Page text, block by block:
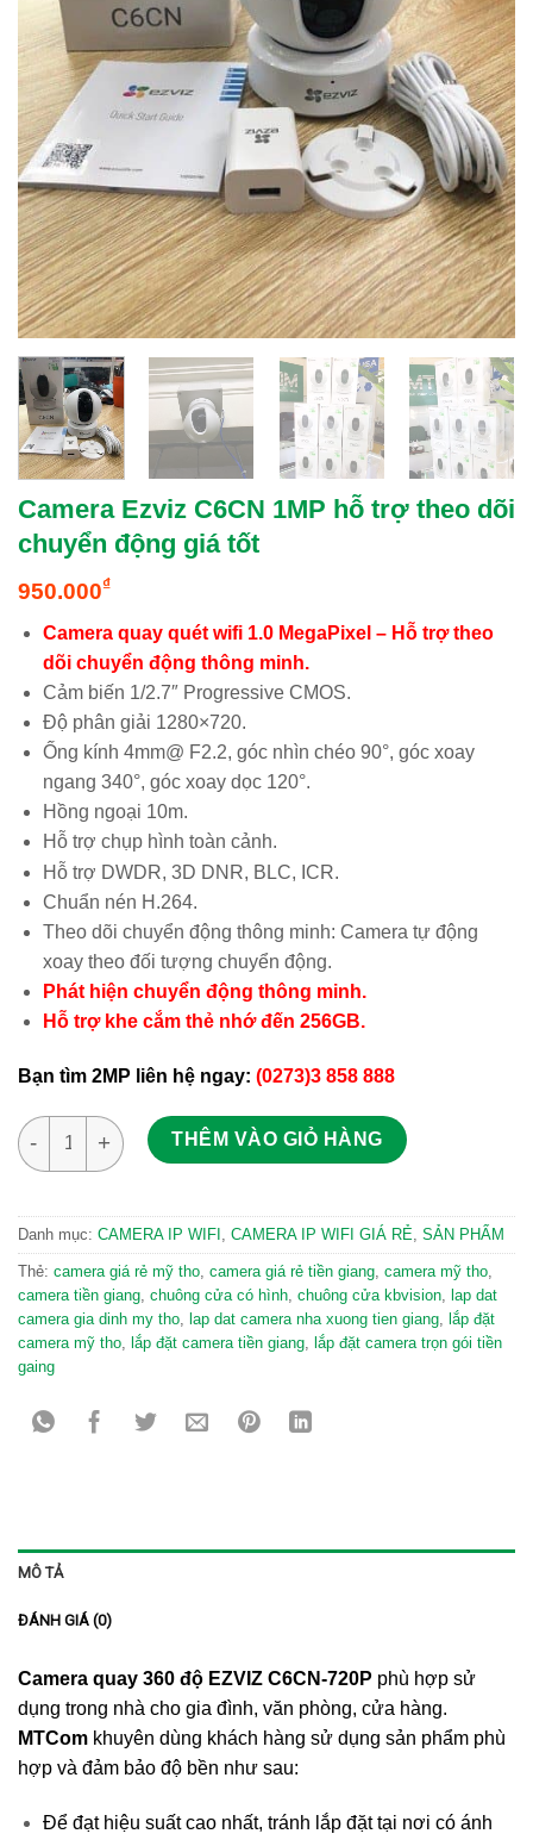
Camera Ezviz C6CN 1MP hỗ trợ theo dõi
chuyển động giá tốt
950.000₫
Camera quay quét wifi 1.0 MegaPixel – Hỗ trợ theo
dõi chuyển động thông minh.
Cảm biến 1/2.7″ Progressive CMOS.
Độ phân giải 1280×720.
Ống kính 4mm@ F2.2, góc nhìn chéo 90°, góc xoay
ngang 340°, góc xoay dọc 120°.
Hồng ngoại 10m.
Hỗ trợ chụp hình toàn cảnh.
Hỗ trợ DWDR, 3D DNR, BLC, ICR.
Chuẩn nén H.264.
Theo dõi chuyển động thông minh: Camera tự động
xoay theo đối tượng chuyển động.
Phát hiện chuyển động thông minh.
Hỗ trợ khe cắm thẻ nhớ đến 256GB.
Bạn tìm 2MP liên hệ ngay: (0273)3 858 888
Camera Ezviz C6CN 1MP hỗ trợ theo dõi chuyển động giá tốt
THÊM VÀO GIỎ HÀNG
Danh mục: CAMERA IP WIFI CAMERA IP WIFI GIÁ RẺ SẢN PHẨM
Thẻ: camera giá rẻ mỹ tho camera giá rẻ tiền giang camera mỹ tho
camera tiền giang chuông cửa có hình chuông cửa kbvision
lap dat
camera gia dinh my tho
lap dat camera nha xuong tien giang
lắp đặt
camera mỹ tho
lắp đặt camera tiền giang
lắp đặt camera trọn gói tiền
gaing
MÔ TẢ
ĐÁNH GIÁ (0)
Camera quay 360 độ EZVIZ C6CN-720P phù hợp sử
dụng trong nhà cho gia đình, văn phòng, cửa hàng.
MTCom khuyên dùng khách hàng sử dụng sản phẩm phù
hợp và đảm bảo độ bền như sau:
Để đạt hiệu suất cao nhất, tránh lắp đặt tại nơi có ánh